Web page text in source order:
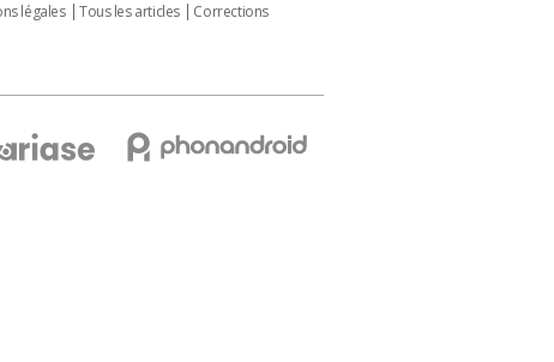
légales Tous les articles
Corrections